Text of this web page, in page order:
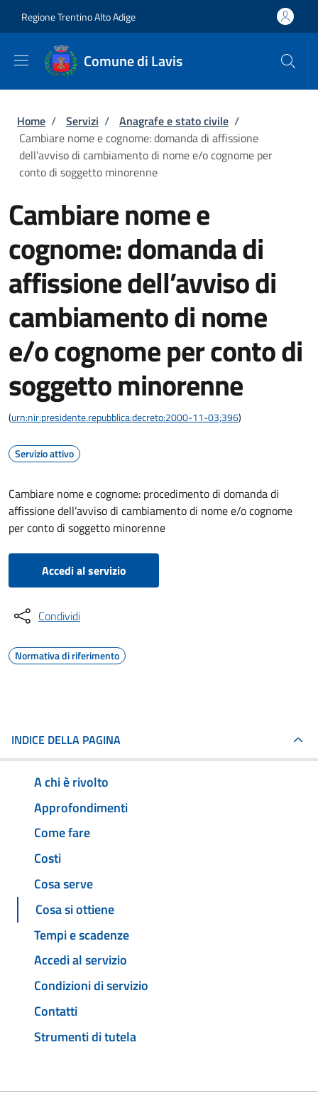
Regione Trentino Alto Adige
Comune di Lavis
Briciole di pane
Home / Servizi / Anagrafe e stato civile /
Cambiare nome e cognome: domanda di affissione
dell’avviso di cambiamento di nome e/o cognome per
conto di soggetto minorenne
Cambiare nome e
cognome: domanda di
affissione dell’avviso di
cambiamento di nome
e/o cognome per conto di
soggetto minorenne
(urn:nir:presidente.repubblica:decreto:2000-11-03;396)
Servizio attivo
Cambiare nome e cognome: procedimento di domanda di
affissione dell’avviso di cambiamento di nome e/o cognome
per conto di soggetto minorenne
Accedi al servizio
Condividi
Normativa di riferimento
INDICE DELLA PAGINA
A chi è rivolto
Approfondimenti
Come fare
Costi
Cosa serve
Cosa si ottiene
Tempi e scadenze
Accedi al servizio
Condizioni di servizio
Contatti
Strumenti di tutela